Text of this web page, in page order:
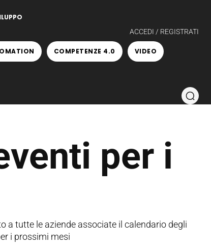
ACCEDI / REGISTRATI
COMPETENZE 4.0 VIDEO
per i
a tutte le aziende associate il calendario degli
i prossimi mesi